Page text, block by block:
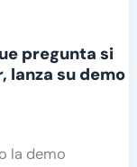
pregunta si
lanza su demo
la demo